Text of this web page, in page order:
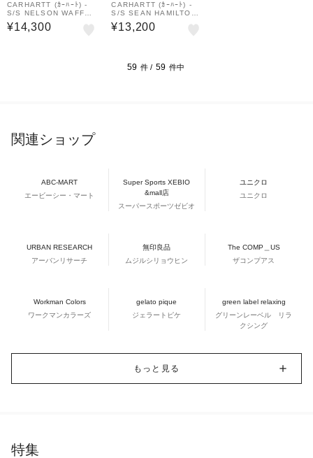
CARHARTT (ｶｰﾊｰﾄ) -
S/S NELSON WAFFLE
T-SHIRT (ｼｮｰﾄｽﾘｰﾌﾞﾈﾙｿ
ﾝﾜｯﾌﾙTｼｬﾂ) I036185
¥14,300
CARHARTT (ｶｰﾊｰﾄ) -
S/S SEAN HAMILTON
02 T-SHIRT (ｼｮｰﾄｽﾘｰﾌﾞ
ｼｮｰﾝﾊﾐﾙﾄﾝ02Tｼｬﾂ) I03
¥13,200
59 件 / 59 件中
関連ショップ
ABC-MART
エービーシー・マート
Super Sports XEBIO
&mall店
スーパースポーツゼビオ
ユニクロ
ユニクロ
URBAN RESEARCH
アーバンリサーチ
無印良品
ムジルシリョウヒン
The COMP＿US
ザコンプアス
Workman Colors
ワークマンカラーズ
gelato pique
ジェラートピケ
green label relaxing
グリーンレーベル リラ
クシング
もっと見る
特集